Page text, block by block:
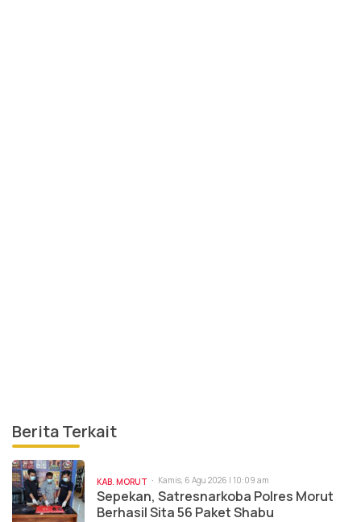
Berita Terkait
KAB. MORUT Kamis, 6 Agu 2026 | 10:09 am
Sepekan, Satresnarkoba Polres Morut
Berhasil Sita 56 Paket Shabu